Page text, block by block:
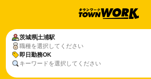
茨城県土浦駅
職種を選択してください
即日勤務OK
キーワードを選択してください
茨城県土浦駅
即日勤務OK